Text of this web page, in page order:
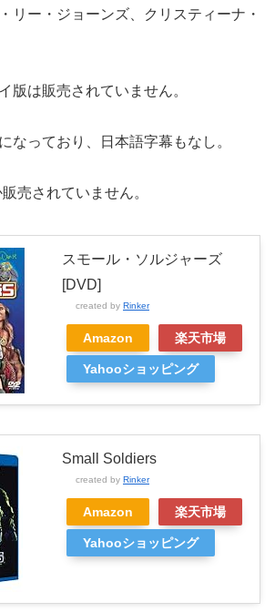
リー・ジョーンズ、クリスティーナ・
版は販売されていません。
なっており、日本語字幕もなし。
売されていません。
スモール・ソルジャーズ
[DVD]
created by Rinker
Amazon 楽天市場
Yahooショッピング
Small Soldiers
created by Rinker
Amazon 楽天市場
Yahooショッピング